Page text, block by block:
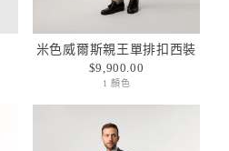
米色威爾斯親王單排扣西裝
$9,900.00
1 顏色